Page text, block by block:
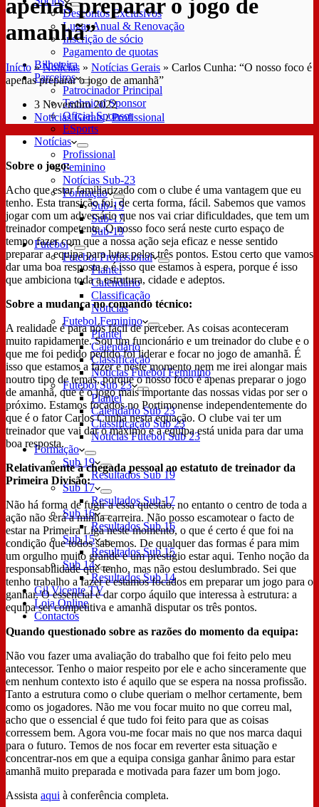
Descontos Exclusivos
Lugar Anual & Renovação
Inscrição de sócio
Pagamento de quotas
Bilheteira
Parceiros
Patrocinador Principal
Technical Sponsor
Oficial Sponsor
ESports
Notícias
Profissional
Feminino
Notícias Sub-23
Formação
Sub-15
Sub-17
Sub-19
Futebol
Futebol Profissional
Plantel
Calendário
Classificação
Notícias
Futebol Feminino
Plantel
Calendário
Classificação
Notícias Futebol Feminino
Futebol Sub 23
Plantel
Calendário Sub 23
Classificação Sub 23
Notícias Futebol Sub 23
Formação
Sub 19
Resultados Sub 19
Sub 17
Resultados Sub 17
Sub 16
Resultados Sub 16
Sub 15
Resultados Sub 15
Sub 14
Resultados Sub 14
Gil Vicente TV
Loja Online
Contactos
apenas preparar o jogo de
amanhã”
Início »Notícias » Notícias Gerais » Carlos Cunha: “O nosso foco é
apenas preparar o jogo de amanhã”
3 Novembro 2022
Notícias Gerais/Profissional
Sobre o jogo:
Acho que estar familiarizado com o clube é uma vantagem que eu
tenho. Esta transição foi, de certa forma, fácil. Sabemos que vamos
jogar com um adversário que nos vai criar dificuldades, que tem um
treinador competente. O nosso foco será neste curto espaço de
tempo fazer com que a nossa ação seja eficaz e nesse sentido
preparar a equipa para lutar pelos três pontos. Estou certo que vamos
dar uma boa resposta e é isso que estamos à espera, porque é isso
que ambiciona toda a estrutura, cidade e adeptos.
Sobre a mudança no comando técnico:
A realidade é para nós fácil de perceber. As coisas aconteceram
muito rapidamente. Sou um funcionário e um treinador do clube e o
que me foi pedido pedido foi liderar e focar no jogo de amanhã. É
isso que estamos a fazer e neste momento nem me irei alongar mais
noutro tipo de temas, porque o nosso foco é apenas preparar o jogo
de amanhã, que é o jogo mais importante das nossas vidas por ser o
próximo. Estamos focados no Portimonense independentemente do
que é o fator Carlos Cunha nesta equação. O clube vai ter um
treinador que vai dar o máximo e a equipa está unida para dar uma
boa resposta.
Relativamente à chegada pessoal ao estatuto de treinador da
Primeira Divisão:
Não há forma de fugir a essa questão, no entanto o centro de toda a
ação não será a minha carreira. Não posso escamotear o facto de
estar na Primeira Liga neste momento, o que é certo é que foi na
condição que todos sabemos. De qualquer das formas é para mim
um orgulho muito grande e um prestígio estar aqui. Tenho noção da
responsabilidade que tenho, mas não estou deslumbrado. Sei que
tenho trabalho a fazer e estamos focados em preparar um jogo para o
ganhar. O essencial é dar corpo áquilo que interessa à estrutura: a
equipa ser competitiva e amanhã disputar os três pontos.
Quando questionado sobre as razões do momento da equipa:
Não vou fazer uma avaliação do trabalho que foi feito pelo meu
antecessor. Tenho o maior respeito por ele e acho sinceramente que
em nenhum contexto isto é aquilo que se espera na nossa profissão.
Tanto a estrutura como o clube queriam o melhor certamente, bem
como os jogadores. Não me vou focar muito no que correu mal,
acho que o essencial é que tudo foi feito para que as coisas
corressem bem. Agora vou-me focar mais no que nos marca daqui
para o futuro. Temos de nos focar em reverter esta situação e
concentrar-nos em que a equipa consiga ganhar ânimo para estar
amanhã muito preparada e motivada para fazer um bom jogo.
Assista aqui à conferência completa.